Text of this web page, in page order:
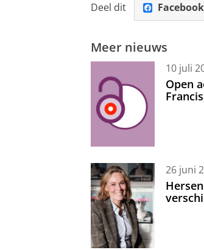
Deel dit Facebook
Meer nieuws
10 juli
Open
26 juni